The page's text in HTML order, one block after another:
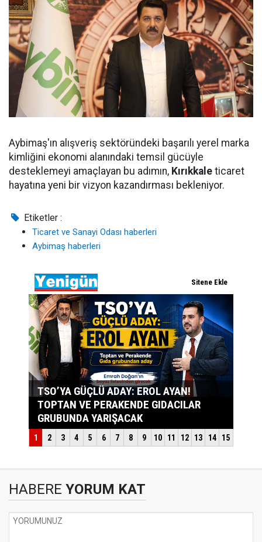
Aybimaş'ın alışveriş sektöründeki başarılı yerel marka
kimliğini ekonomi alanındaki temsil gücüyle
desteklemeyi amaçlayan bu adımın, Kırıkkale ticaret
hayatına yeni bir vizyon kazandırması bekleniyor.
Etiketler :
Ticaret ve Sanayi Odası haberleri
Aybimaş haberleri
HABERE YORUM KAT